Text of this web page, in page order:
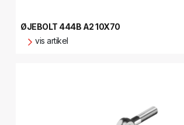
ØJEBOLT 444B A2 10X70
vis artikel